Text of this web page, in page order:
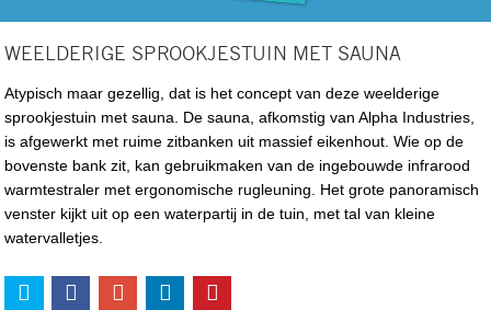
WEELDERIGE SPROOKJESTUIN MET SAUNA
Atypisch maar gezellig, dat is het concept van deze weelderige
sprookjestuin met sauna. De sauna, afkomstig van Alpha Industries,
is afgewerkt met ruime zitbanken uit massief eikenhout. Wie op de
bovenste bank zit, kan gebruikmaken van de ingebouwde infrarood
warmtestraler met ergonomische rugleuning. Het grote panoramisch
venster kijkt uit op een waterpartij in de tuin, met tal van kleine
watervalletjes.